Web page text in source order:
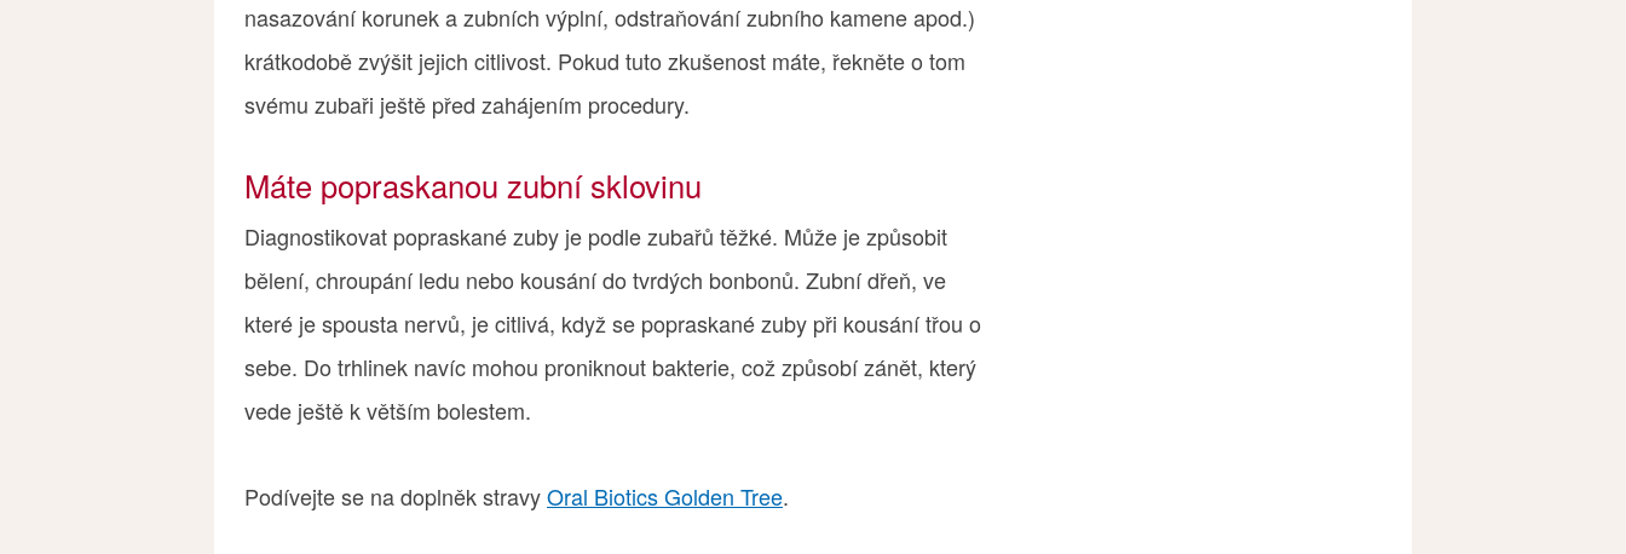
nasazování korunek a zubních výplní, odstraňování zubního kamene apod.)
krátkodobě zvýšit jejich citlivost. Pokud tuto zkušenost máte, řekněte o tom
svému zubaři ještě před zahájením procedury.
Máte popraskanou zubní sklovinu
Diagnostikovat popraskané zuby je podle zubařů těžké. Může je způsobit
bělení, chroupání ledu nebo kousání do tvrdých bonbonů. Zubní dřeň, ve
které je spousta nervů, je citlivá, když se popraskané zuby při kousání třou o
sebe. Do trhlinek navíc mohou proniknout bakterie, což způsobí zánět, který
vede ještě k větším bolestem.
Podívejte se na doplněk stravyOral Biotics Golden Tree.